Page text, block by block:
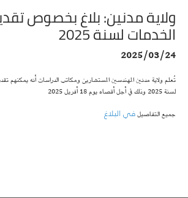
ولاية مدنين: بلاغ بخصوص
الخدمات لسنة 2025
2025/03/24
تُعلم ولاية مدنين المهندسين المستشارين ومكاتب الدراسات أنه
لسنة 2025 وذلك في أجل أقصاه يوم 18 أفريل 2025
جميع التفاصيلفي البلاغ